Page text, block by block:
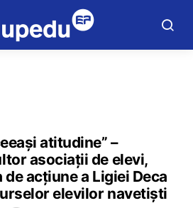
atitudine” –
asociații de elevi,
acțiune a Ligiei Deca
elevilor navetiști